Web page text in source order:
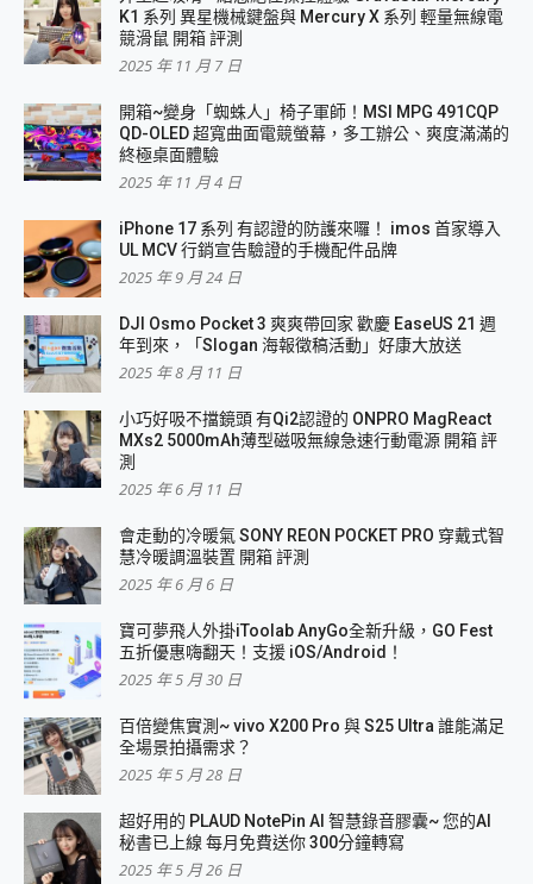
K1 系列 異星機械鍵盤與 Mercury X 系列 輕量無線電
競滑鼠 開箱 評測
2025 年 11 月 7 日
開箱~變身「蜘蛛人」椅子軍師！MSI MPG 491CQP
QD-OLED 超寬曲面電競螢幕，多工辦公、爽度滿滿的
終極桌面體驗
2025 年 11 月 4 日
iPhone 17 系列 有認證的防護來囉！ imos 首家導入
UL MCV 行銷宣告驗證的手機配件品牌
2025 年 9 月 24 日
DJI Osmo Pocket 3 爽爽帶回家 歡慶 EaseUS 21 週
年到來，「Slogan 海報徵稿活動」好康大放送
2025 年 8 月 11 日
小巧好吸不擋鏡頭 有Qi2認證的 ONPRO MagReact
MXs2 5000mAh薄型磁吸無線急速行動電源 開箱 評
測
2025 年 6 月 11 日
會走動的冷暖氣 SONY REON POCKET PRO 穿戴式智
慧冷暖調溫裝置 開箱 評測
2025 年 6 月 6 日
寶可夢飛人外掛iToolab AnyGo全新升級，GO Fest
五折優惠嗨翻天！支援 iOS/Android！
2025 年 5 月 30 日
百倍變焦實測~ vivo X200 Pro 與 S25 Ultra 誰能滿足
全場景拍攝需求？
2025 年 5 月 28 日
超好用的 PLAUD NotePin AI 智慧錄音膠囊~ 您的AI
秘書已上線 每月免費送你 300分鐘轉寫
2025 年 5 月 26 日